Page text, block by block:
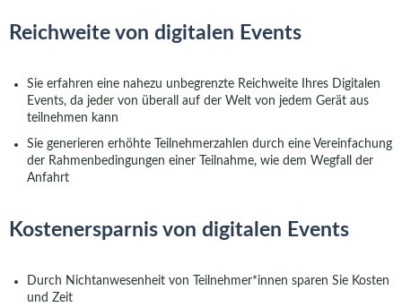
Reichweite von digitalen Events
Sie erfahren eine nahezu unbegrenzte Reichweite Ihres Digitalen
Events, da jeder von überall auf der Welt von jedem Gerät aus
teilnehmen kann
Sie generieren erhöhte Teilnehmerzahlen durch eine Vereinfachung
der Rahmenbedingungen einer Teilnahme, wie dem Wegfall der
Anfahrt
Kostenersparnis von digitalen Events
Durch Nichtanwesenheit von Teilnehmer*innen sparen Sie Kosten
und Zeit